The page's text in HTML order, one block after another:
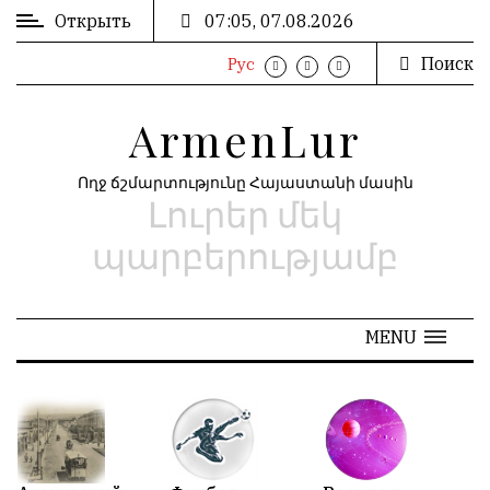
ВХОД
РЕГИСТРАЦИЯ
АРХИВ
« Июль 2026
ՄՈՒՏՔ
Открыть 07:05, 07.08.2026
Рус Поиск
ArmenLur
Ողջ ճշմարտությունը Հայաստանի մասին
Լուրեր մեկ
պարբերությամբ
MENU